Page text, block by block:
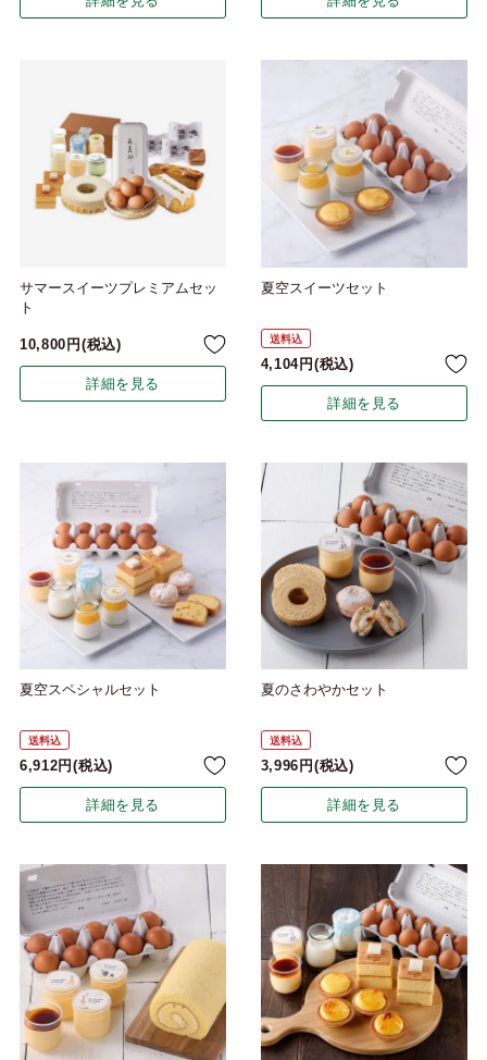
サマースイーツプレミアムセッ
ト
10,800 税込
詳細を見る
夏空スイーツセット
送料込
4,104 税込
詳細を見る
夏空スペシャルセット
送料込
6,912 税込
詳細を見る
夏のさわやかセット
送料込
3,996 税込
詳細を見る